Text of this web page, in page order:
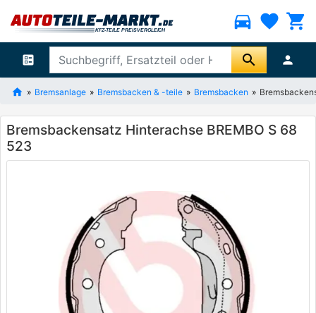
directions_car favorite shopping_cart
ballot search person
Bremsanlage Bremsbacken & -teile Bremsbacken
Bremsbackensatz Hinterachse BREMBO S 68
523